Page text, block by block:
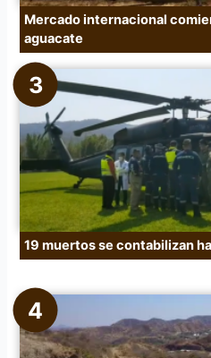
Mercado internacional
aguacate
19 muertos se contabilizan